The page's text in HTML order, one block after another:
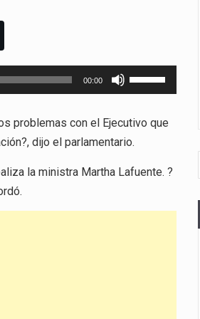
00:00
Utiliza
las
arriba/abajo
aumentar
problemas con el Ejecutivo que
dijo el parlamentario.
la ministra Martha Lafuente. ?